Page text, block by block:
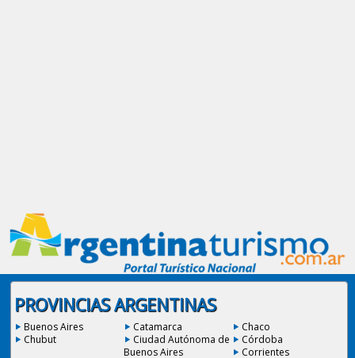
PROVINCIAS ARGENTINAS
Buenos Aires Catamarca
Chaco
Chubut
Ciudad Autónoma de
Buenos Aires
Córdoba
Corrientes